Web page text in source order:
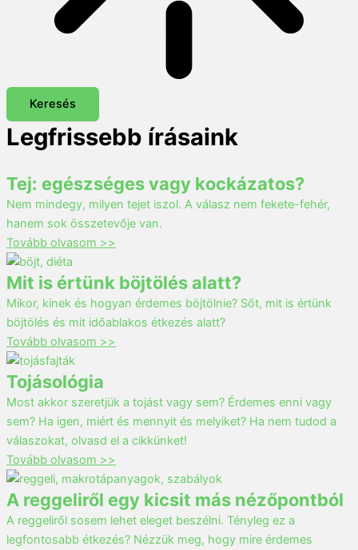
Keresés
Legfrissebb írásaink
Tej: egészséges vagy kockázatos?
Nem mindegy, milyen tejet iszol. A válasz nem fekete-fehér,
hanem sok összetevője van.
Tovább olvasom >>
Mit is értünk böjtölés alatt?
Mikor, kinek és hogyan érdemes böjtölnie? Sőt, mit is értünk
böjtölés és mit időablakos étkezés alatt?
Tovább olvasom >>
Tojásológia
Most akkor szeretjük a tojást vagy sem? Érdemes enni vagy
sem? Ha igen, miért és mennyit és melyiket? Ha nem tudod a
válaszokat, olvasd el a cikkünket!
Tovább olvasom >>
A reggeliről egy kicsit más nézőpontból
A reggeliről sosem lehet eleget beszélni. Tényleg ez a
legfontosabb étkezés? Nézzük meg, hogy mire érdemes